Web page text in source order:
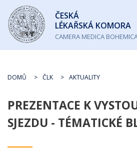
Česká
lékařská
komora
ČESKÁ
LÉKAŘSKÁ KOMORA
CAMERA MEDICA
DOMŮ ČLK AKTUALITY
PREZENTACE K
SJEZDU - TÉMATICKÉ